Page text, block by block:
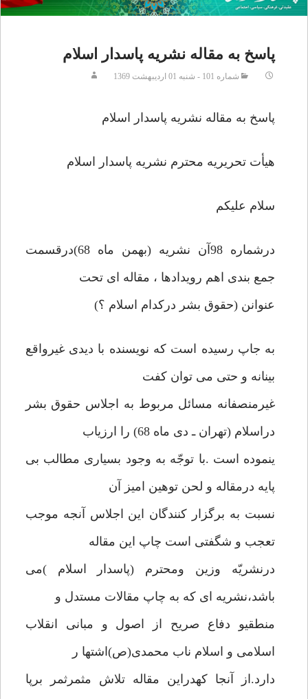
پاسخ به مقاله نشریه پاسدار اسلام
شماره 101 - شنبه 01 ارديبهشت 1369
پاسخ به مقاله نشریه پاسدار اسلام
هیأت تحریریه محترم نشریه پاسدار اسلام
سلام علیکم
درشماره 98آن نشریه (بهمن ماه 68)درقسمت
جمع بندی اهم رویدادها ، مقاله ای تحت
عنوانن (حقوق بشر درکدام اسلام ؟)
به جاپ رسیده است که نویسنده با دیدی غیرواقع
بینانه و حتی می توان کفت
غیرمنصفانه مسائل مربوط به اجلاس حقوق بشر
دراسلام (تهران ـ دی ماه 68) را ارزیاب
ینموده است .با توجّه به وجود بسیاری مطالب بی
پایه درمقاله و لحن توهین امیز آن
نسبت به برگزار کنندگان این اجلاس آنجه موجب
تعجب و شگفتی است چاپ این مقاله
درنشریّه وزین ومحترم (پاسدار اسلام )می
باشد،نشریه ای که به چاپ مقالات مستدل و
منطقیو دفاع صریح از اصول و مبانی انقلاب
اسلامی و اسلام ناب محمدی(ص)اشتها ر
دارد.از آنجا کهدراین مقاله تلاش مثمرثمر برپا